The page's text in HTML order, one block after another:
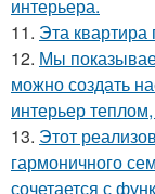
интерьера.
11. Эта
12. Мы
можно создать
интерьер
13. Этот
гармоничного
сочетается с